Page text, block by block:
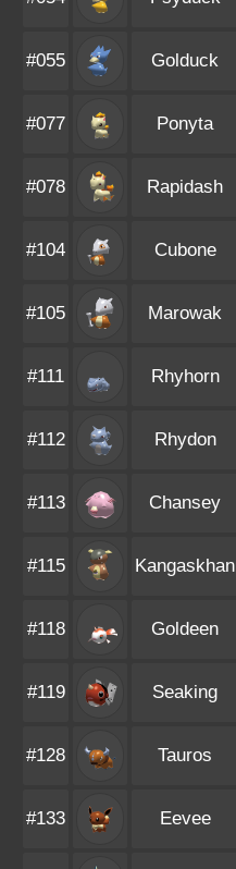
#055 Golduck
#077 Ponyta
#078 Rapidash
#104 Cubone
#105 Marowak
#111 Rhyhorn
#112 Rhydon
#113 Chansey
#115 Kangaskhan
#118 Goldeen
#119 Seaking
#128 Tauros
#133 Eevee